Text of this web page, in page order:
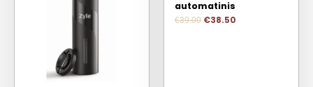
automatinis
€39.00 €38.50